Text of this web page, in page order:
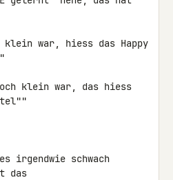
war, hiess das Happy
klein war, das hiess
irgendwie schwach
das